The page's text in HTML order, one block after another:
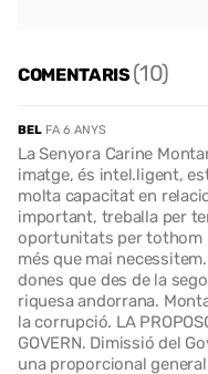
COMENTARIS(10)
BEL FA 6 ANYS
La Senyora Carine
imatge, és intel.ligent,
molta capacitat en
important, treballa per
oportunitats per tothom
més que mai
dones que des de la
riquesa andorrana.
la corrupció. LA
GOVERN. Dimissió del
una proporcional